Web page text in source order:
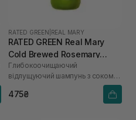
RATED GREEN REAL MARY
RATED GREEN Real Mary
Cold Brewed Rosemary
Exfoliating Scalp Shampoo
100 мл
Глибокоочищаючий
відлущуючий шампунь з соком
475₴